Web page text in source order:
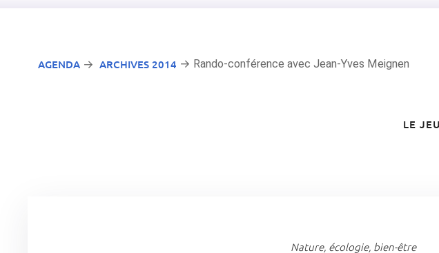
AGENDA → ARCHIVES 2014 → Rando-conférence avec Jean-Yves Meignen
LE
Nature, écologie, bien-être